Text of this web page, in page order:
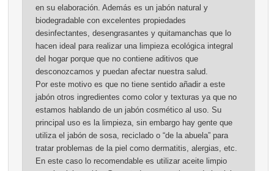
en su elaboración. Además es un jabón natural y
biodegradable con excelentes propiedades
desinfectantes, desengrasantes y quitamanchas que lo
hacen ideal para realizar una limpieza ecológica integral
del hogar porque que no contiene aditivos que
desconozcamos y puedan afectar nuestra salud.
Por este motivo es que no tiene sentido añadir a este
jabón otros ingredientes como color y texturas ya que no
estamos hablando de un jabón cosmético al uso. Su
principal uso es la limpieza, sin embargo hay gente que
utiliza el jabón de sosa, reciclado o “de la abuela” para
tratar problemas de la piel como dermatitis, alergias, etc.
En este caso lo recomendable es utilizar aceite limpio